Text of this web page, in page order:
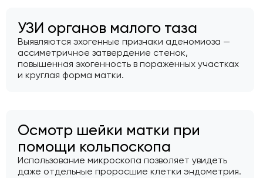
УЗИ органов малого таза
Выявляются эхогенные признаки аденомиоза —
ассиметричное затвердение стенок,
повышенная эхогенность в пораженных участках
и круглая форма матки.
Осмотр шейки матки при
помощи кольпоскопа
Использование микроскопа позволяет увидеть
даже отдельные проросшие клетки эндометрия.